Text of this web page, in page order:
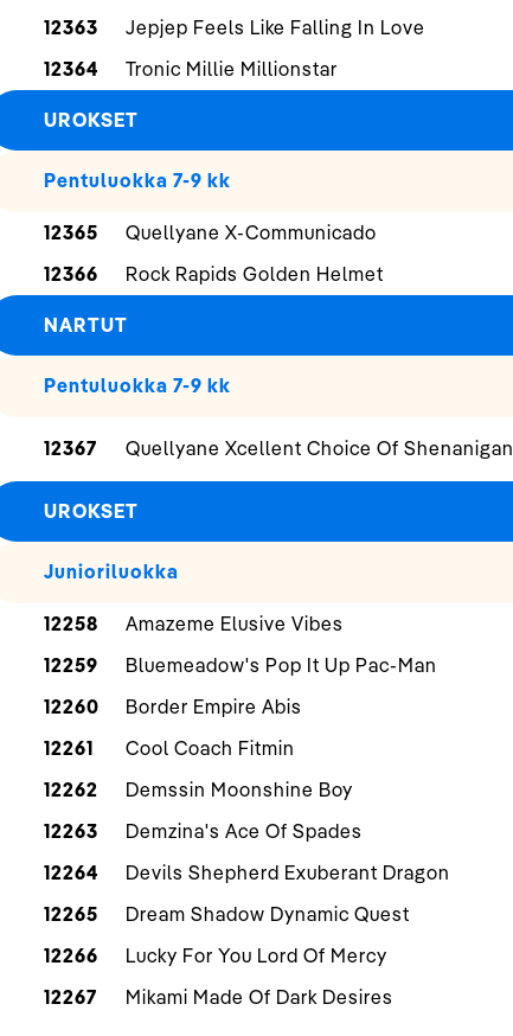
12363
Jepjep Feels Like Falling In Love
12364
Tronic Millie Millionstar
UROKSET
Pentuluokka 7-9 kk
12365 Quellyane X-Communicado
12366
Rock Rapids Golden Helmet
NARTUT
Pentuluokka 7-9 kk
12367 Quellyane Xcellent Choice Of Shenanigan
UROKSET
Junioriluokka
12258 Amazeme Elusive Vibes
12259
Bluemeadow's Pop It Up Pac-Man
12260
Border Empire Abis
12261
Cool Coach Fitmin
12262
Demssin Moonshine Boy
12263
Demzina's Ace Of Spades
12264
Devils Shepherd Exuberant Dragon
12265
Dream Shadow Dynamic Quest
12266
Lucky For You Lord Of Mercy
12267
Mikami Made Of Dark Desires